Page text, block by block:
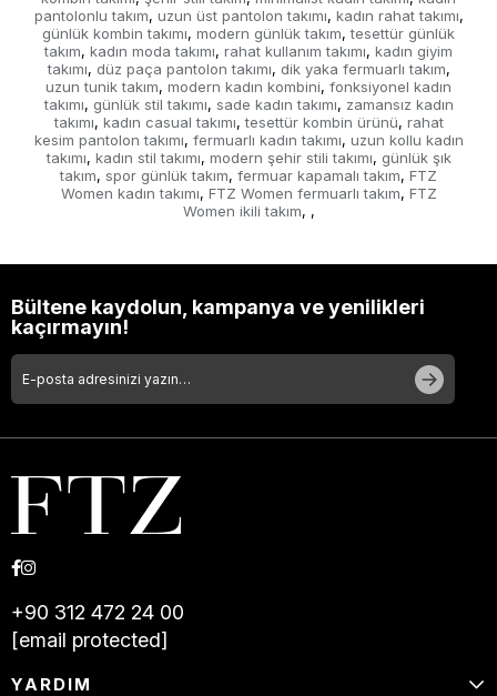
pantolonlu takım, uzun üst pantolon takımı, kadın rahat takımı,
günlük kombin takımı, modern günlük takım, tesettür günlük
takım, kadın moda takımı, rahat kullanım takımı, kadın giyim
takımı, düz paça pantolon takımı, dik yaka fermuarlı takım,
uzun tunik takım, modern kadın kombini, fonksiyonel kadın
takımı, günlük stil takımı, sade kadın takımı, zamansız kadın
takımı, kadın casual takımı, tesettür kombin ürünü, rahat
kesim pantolon takımı, fermuarlı kadın takımı, uzun kollu kadın
takımı, kadın stil takımı, modern şehir stili takımı, günlük şık
takım, spor günlük takım, fermuar kapamalı takım, FTZ
Women kadın takımı, FTZ Women fermuarlı takım, FTZ
Women ikili takım, ,
Bültene kaydolun, kampanya ve yenilikleri
kaçırmayın!
+90 312 472 24 00
[email protected]
YARDIM